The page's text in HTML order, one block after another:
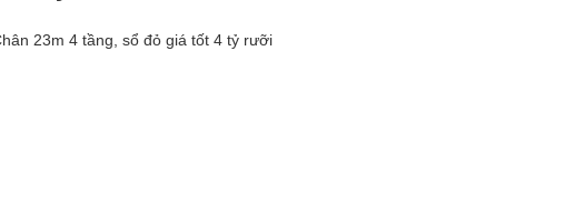
23m 4 tầng, sổ đỏ giá tốt 4 tỷ rưỡi